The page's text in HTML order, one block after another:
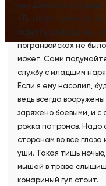
неудобно было. А деды
«Ты не волнуйся.
сказать, дедовщины,
погранвойсках не
может. Сами
службу с младшим
Если я ему насолил,
ведь всегда
заряжено боевыми, и с
рожка патронов. Надо
сторонам во все глаза
уши. Такая тишь
мышей в траве
комариный гул стоит.